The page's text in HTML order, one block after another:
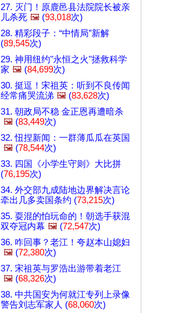
27. 灭门！原鹿邑县法院院长被亲
儿杀死 🖼️ (93,018次)
28. 精彩段子：“中情局”新解
(89,545次)
29. 神用纽约"永恒之火"拯救科学
家 🖼️ (84,699次)
30. 挺逗！宋祖英：听到不良传闻
经常痛哭流涕 🖼️ (83,628次)
31. 朝政局不稳 金正恩再遭暗杀
🖼️ (83,449次)
32. 忸捏新闻：一群薄瓜瓜在英国
🖼️ (78,544次)
33. 四国《小学生守则》大比拼
(76,195次)
34. 外交部九成陆地边界解决言论
牵出几多卖国条约 (73,215次)
35. 耍混的怕玩命的！朝选手获混
双夺冠内幕 🖼️ (72,547次)
36. 咋回事？老江！夸赵本山媳妇
🖼️ (72,380次)
37. 宋祖英与罗浩出游带着老江
🖼️ (68,326次)
38. 中共国安为何就江专列上录像
警告刘志军家人 (68,060次)